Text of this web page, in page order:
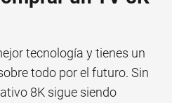
tecnología y tienes un
todo por el futuro. Sin
8K sigue siendo